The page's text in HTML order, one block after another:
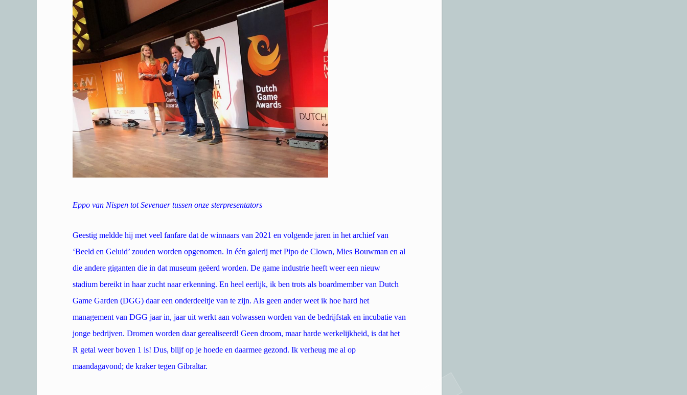
Eppo van Nispen tot Sevenaer tussen onze sterpresentators
Geestig meldde hij met veel fanfare dat de winnaars van 2021 en volgende jaren in het archief van
‘Beeld en Geluid’ zouden worden opgenomen. In één galerij met Pipo de Clown, Mies Bouwman en al
die andere giganten die in dat museum geëerd worden. De game industrie heeft weer een nieuw
stadium bereikt in haar zucht naar erkenning. En heel eerlijk, ik ben trots als boardmember van Dutch
Game Garden (DGG) daar een onderdeeltje van te zijn. Als geen ander weet ik hoe hard het
management van DGG jaar in, jaar uit werkt aan volwassen worden van de bedrijfstak en incubatie van
jonge bedrijven. Dromen worden daar gerealiseerd! Geen droom, maar harde werkelijkheid, is dat het
R getal weer boven 1 is! Dus, blijf op je hoede en daarmee gezond. Ik verheug me al op
maandagavond; de kraker tegen Gibraltar.